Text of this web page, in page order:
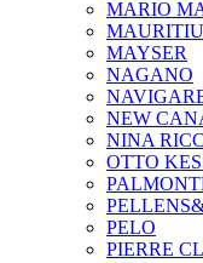
MARIO
MAYSER
NAGANO
NEW
NINA
OTTO
PELO
PIERRE